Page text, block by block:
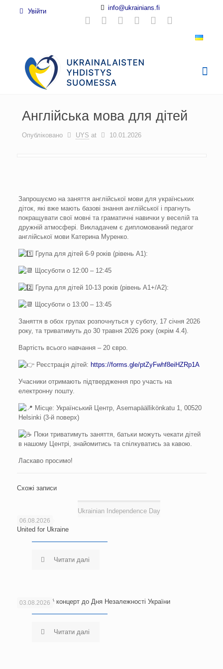
Увійти info@ukrainians.fi
Англійська мова для дітей
Опубліковано UYS at 10.01.2026
Запрошуємо на заняття англійської мови для українських
діток, які вже мають базові знання англійської і прагнуть
покращувати свої мовні та граматичні навички у веселій та
дружній атмосфері. Викладачем є дипломований педагог
англійської мови Катерина Муренко.
Група для дітей 6-9 років (рівень А1):
Щосуботи о 12:00 – 12:45
Група для дітей 10-13 років (рівень А1+/А2):
Щосуботи о 13:00 – 13:45
Заняття в обох групах розпочнуться у суботу, 17 січня 2026
року, та триватимуть до 30 травня 2026 року (окрім 4.4).
Вартість всього навчання – 20 євро.
Реєстрація дітей: https://forms.gle/ptZyFwhf8eiHZRp1A
Учасники отримають підтвердження про участь на
електронну пошту.
Місце: Український Центр, Asemapäällikönkatu 1, 00520
Helsinki (3-й поверх)
Поки триватимуть заняття, батьки можуть чекати дітей
в нашому Центрі, знайомитись та спілкуватись за кавою.
Ласкаво просимо!
Схожі записи
Ukrainian Independence Day
06.08.2026
United for Ukraine
Читати далі
03.08.2026
Благодійний концерт до Дня Незалежності України
Читати далі